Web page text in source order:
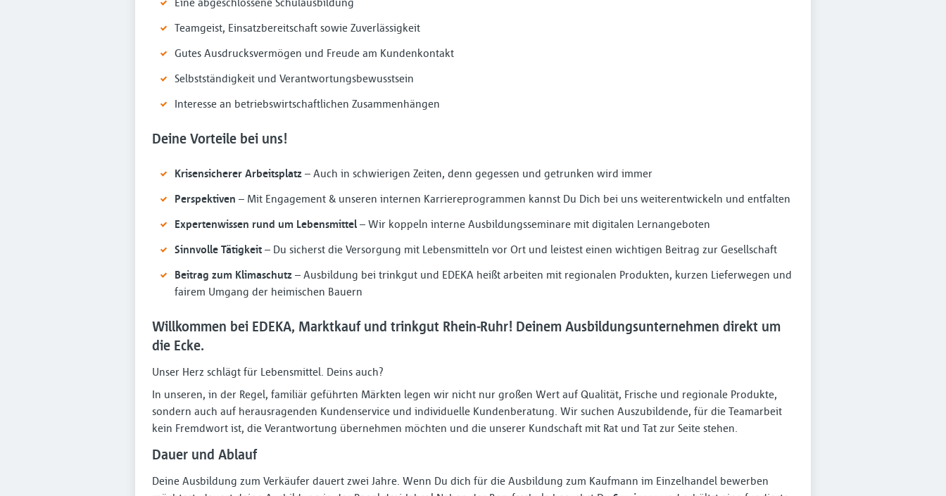
Teamgeist, Einsatzbereitschaft sowie Zuverlässigkeit
Gutes Ausdrucksvermögen und Freude am Kundenkontakt
Selbstständigkeit und Verantwortungsbewusstsein
Interesse an betriebswirtschaftlichen Zusammenhängen
Deine Vorteile bei uns!
Krisensicherer Arbeitsplatz – Auch in schwierigen Zeiten, denn gegessen und getrunken wird immer
Perspektiven – Mit Engagement & unseren internen Karriereprogrammen kannst Du Dich bei uns weiterentwickeln und entfalten
Expertenwissen rund um Lebensmittel – Wir koppeln interne Ausbildungsseminare mit digitalen Lernangeboten
Sinnvolle Tätigkeit – Du sicherst die Versorgung mit Lebensmitteln vor Ort und leistest einen wichtigen Beitrag zur Gesellschaft
Beitrag zum Klimaschutz – Ausbildung bei trinkgut und EDEKA heißt arbeiten mit regionalen Produkten, kurzen Lieferwegen und
fairem Umgang der heimischen Bauern
Willkommen bei EDEKA, Marktkauf und trinkgut Rhein-Ruhr! Deinem Ausbildungsunternehmen direkt um
die Ecke.
Unser Herz schlägt für Lebensmittel. Deins auch?
In unseren, in der Regel, familiär geführten Märkten legen wir nicht nur großen Wert auf Qualität, Frische und regionale Produkte,
sondern auch auf herausragenden Kundenservice und individuelle Kundenberatung. Wir suchen Auszubildende, für die Teamarbeit
kein Fremdwort ist, die Verantwortung übernehmen möchten und die unserer Kundschaft mit Rat und Tat zur Seite stehen.
Dauer und Ablauf
Deine Ausbildung zum Verkäufer dauert zwei Jahre. Wenn Du dich für die Ausbildung zum Kaufmann im Einzelhandel bewerben